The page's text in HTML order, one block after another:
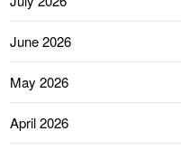
June 2026
May 2026
April 2026